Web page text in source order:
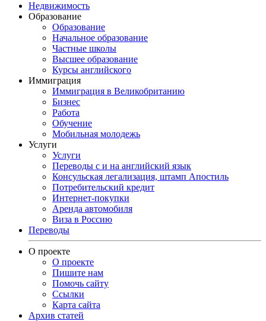
Недвижимость
Образование
Образование
Начальное образование
Частные школы
Высшее образование
Курсы английского
Иммиграция
Иммиграция в Великобританию
Бизнес
Работа
Обучение
Мобильная молодежь
Услуги
Услуги
Переводы с и на английский язык
Консульская легализация, штамп Апостиль
Потребительский кредит
Интернет-покупки
Аренда автомобиля
Виза в Россию
Переводы
О проекте
О проекте
Пишите нам
Помочь сайту
Ссылки
Карта сайта
Архив статей